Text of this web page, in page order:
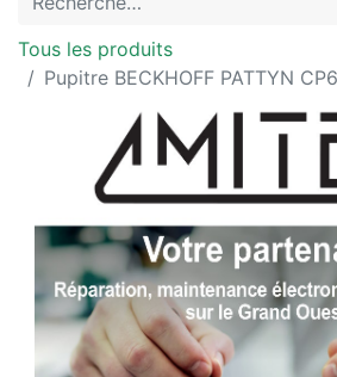
Tous les produits
Pupitre BECKHOFF PATTYN